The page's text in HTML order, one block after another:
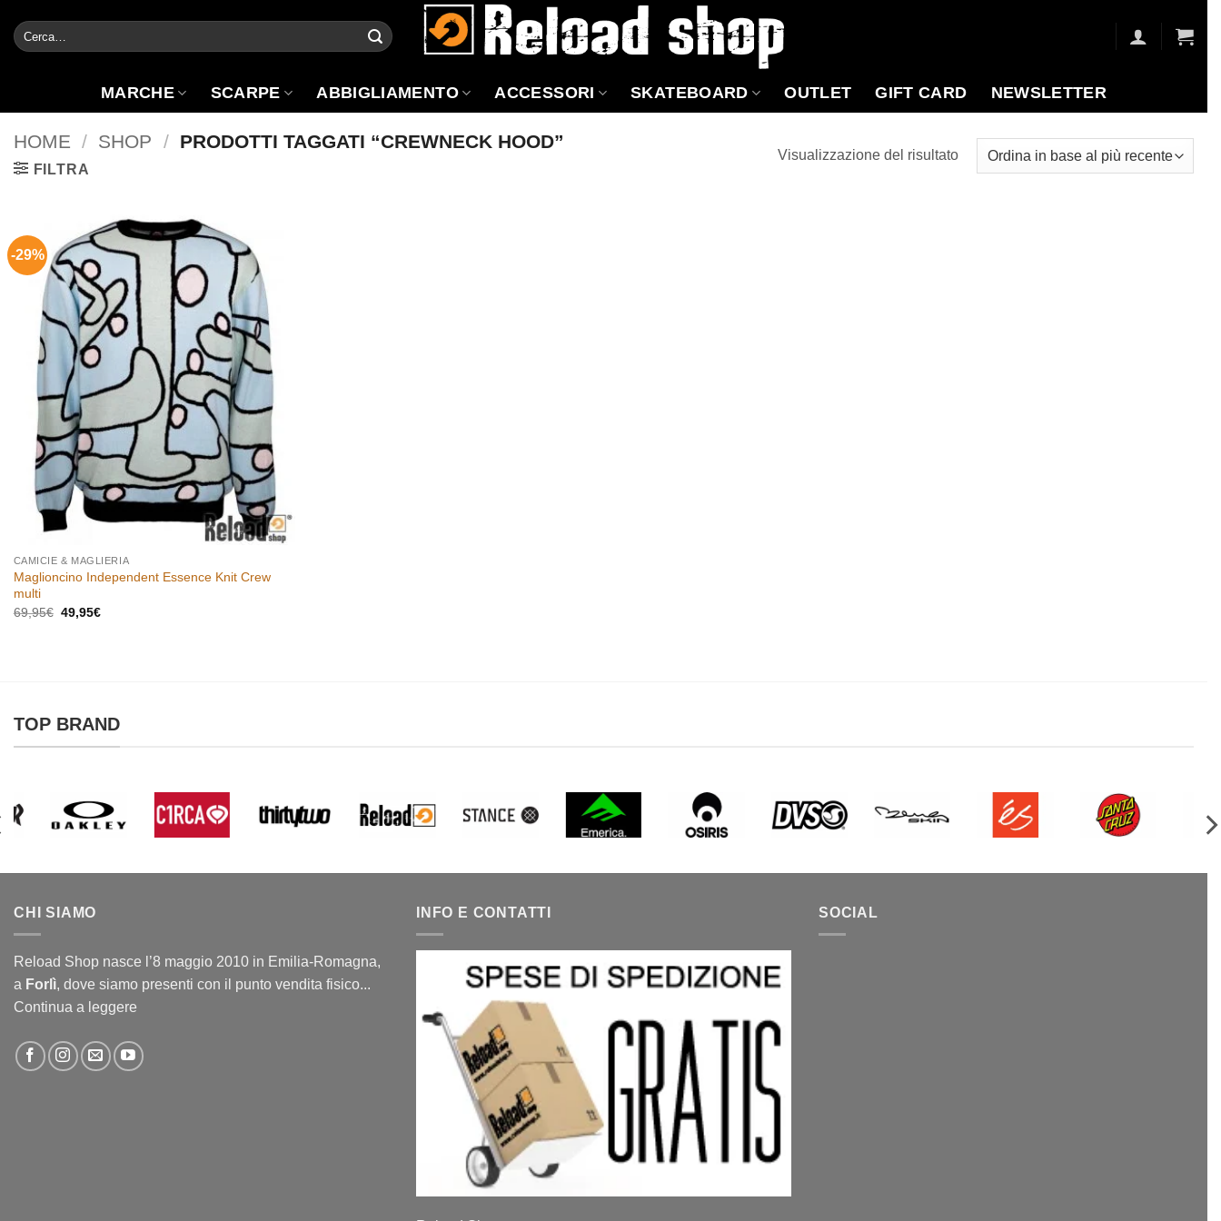
contenuti
Cerca:
MARCHE SCARPE ABBIGLIAMENTO ACCESSORI SKATEBOARD OUTLET GIFT CARD NEWSLETTER
HOME / SHOP / PRODOTTI TAGGATI “CREWNECK HOOD”
FILTRA
Visualizzazione del risultato
-29%
Aggiungi
alla lista
dei
desideri
CAMICIE & MAGLIERIA
Maglioncino Independent Essence Knit Crew
multi
69,95€ Il
49,95€Il
TOP BRAND
CHI SIAMO
Reload Shop nasce l’8 maggio 2010 in Emilia-Romagna,
a Forlì, dove siamo presenti con il punto vendita fisico...
Continua a leggere
INFO E CONTATTI SOCIAL